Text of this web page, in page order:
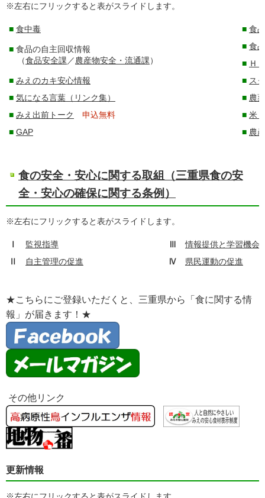
※左右にフリックすると表がスライドします。
■ 食中毒 ■ 食
■ 食品の自主回収情報
（食品安全課 ／農産物安全・流通課）
■ 食
■ Ｈ
■ みえのカキ安心情報 ■ ス
■ 気になる言葉（リンク集） ■ 農
■ みえ出前トーク 申込無料 ■ 米
■ GAP ■ 農
食の安全・安心に関する取組（三重県食の安
全・安心の確保に関する条例）
※左右にフリックすると表がスライドします。
Ⅰ 監視指導 Ⅲ
情報提供と学習機会
Ⅱ
自主管理の促進 Ⅳ 県民運動の促進
★こちらにご登録いただくと、三重県から「食に関する情
報」が届きます！★
その他リンク
更新情報
※左右にフリックすると表がスライドします。